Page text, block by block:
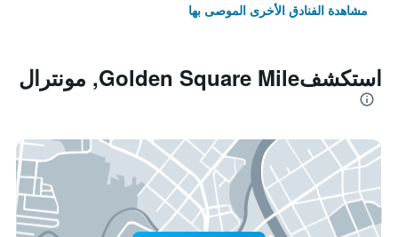
مشاهدة الفنادق الأخرى الموصى بها
استكشفGolden Square Mile, مونترال